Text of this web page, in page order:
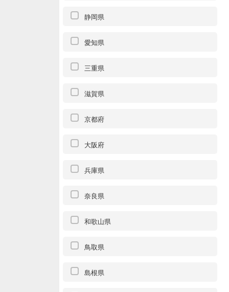
静岡県
愛知県
三重県
滋賀県
京都府
大阪府
兵庫県
奈良県
和歌山県
鳥取県
島根県